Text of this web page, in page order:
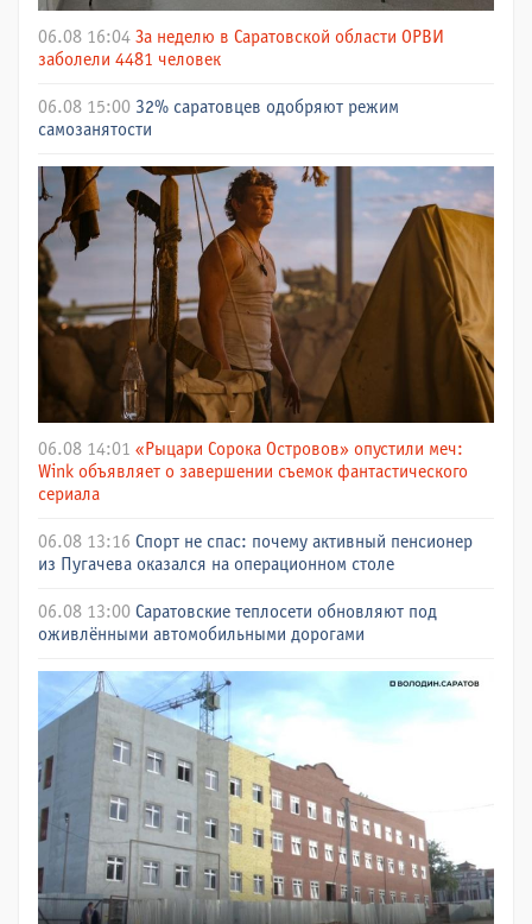
06.08 16:04 За неделю в Саратовской области ОРВИ
заболели 4481 человек
06.08 15:00 32% саратовцев одобряют режим
самозанятости
06.08 14:01 «Рыцари Сорока Островов» опустили меч:
Wink объявляет о завершении съемок фантастического
сериала
06.08 13:16 Спорт не спас: почему активный пенсионер
из Пугачева оказался на операционном столе
06.08 13:00 Саратовские теплосети обновляют под
оживлёнными автомобильными дорогами